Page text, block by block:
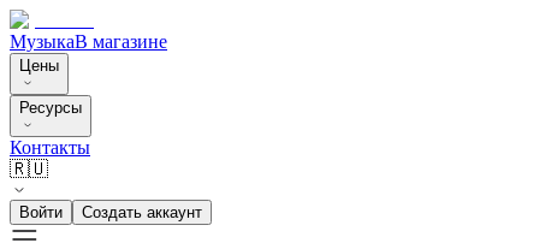
МузыкаВ магазине
Цены
Ресурсы
Контакты
🇷🇺
Войти Создать аккаунт